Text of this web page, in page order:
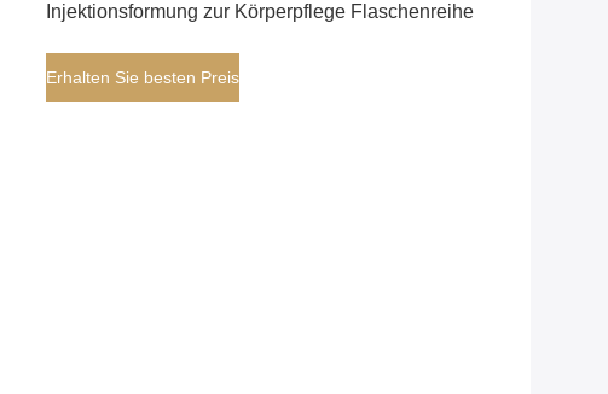
Injektionsformung zur Körperpflege Flaschenreihe
Erhalten Sie besten Preis